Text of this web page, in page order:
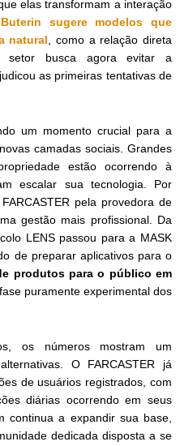
elas transformam a interação
Buterin sugere modelos que
natural
, como a relação direta
setor busca agora evitar a
as primeiras tentativas de
um momento crucial para a
camadas sociais. Grandes
estão ocorrendo à
escalar sua tecnologia. Por
pela provedora de
gestão mais profissional. Da
LENS passou para a MASK
de preparar aplicativos para o
produtos para o público em
puramente experimental dos
os números mostram um
O FARCASTER já
de usuários registrados, com
diárias ocorrendo em seus
continua a expandir sua base,
dedicada disposta a se